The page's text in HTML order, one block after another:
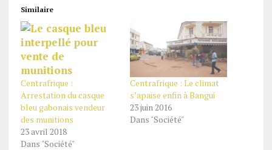
Similaire
Centrafrique :
Arrestation du casque
bleu gabonais vendeur
des munitions
23 avril 2018
Dans "Société"
Centrafrique : Le climat
s’apaise enfin à Bangui
23 juin 2016
Dans "Société"